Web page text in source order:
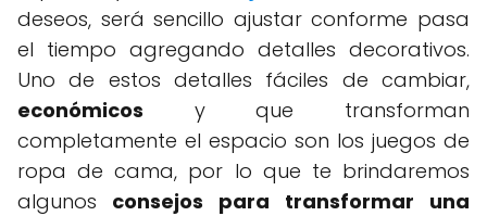
deseos, será sencillo ajustar conforme pasa
el tiempo agregando detalles decorativos.
Uno de estos detalles fáciles de cambiar,
económicos y que transforman
completamente el espacio son los juegos de
ropa de cama, por lo que te brindaremos
algunos consejos para transformar una